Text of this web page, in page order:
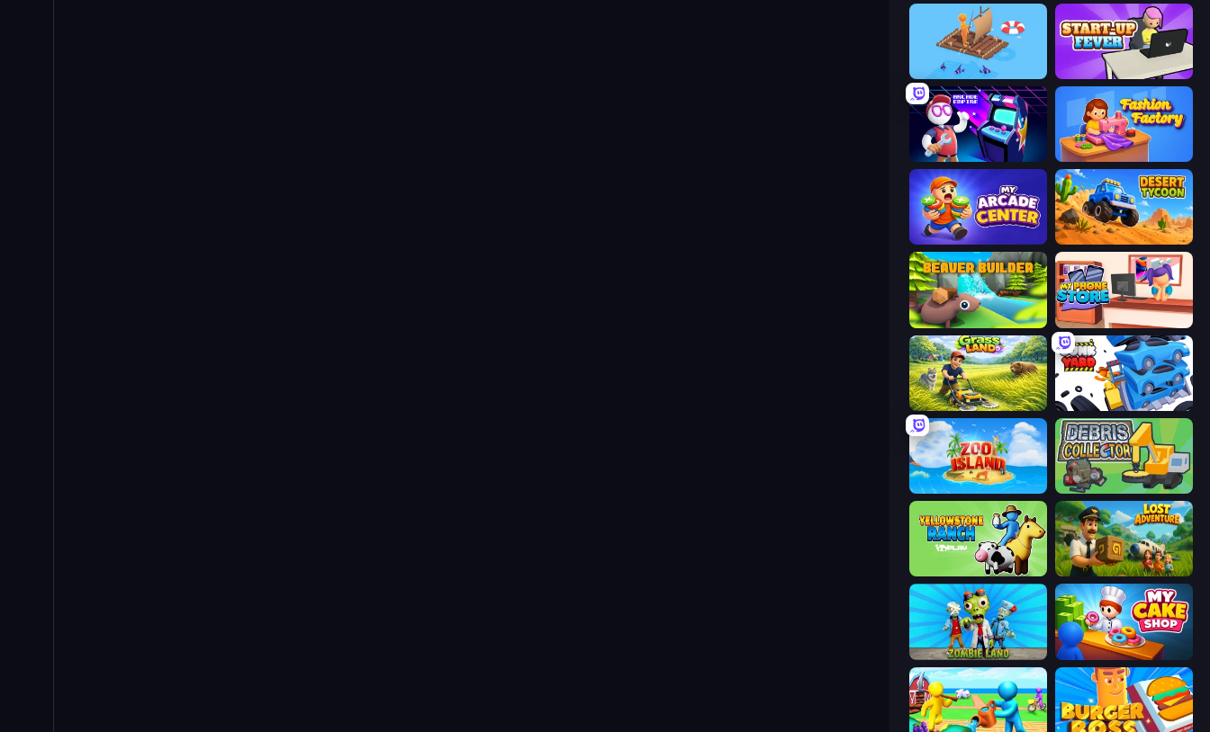
Fishland StartUp Fever
Arcade Empire Fashion Factory
My Arcade Center Desert Tycoon
Beaver Builder My Phone Store
Grass Land Junkyard Sim
Zoo Island Debris Collector
Yellowstone Ranch Lost Adventure
Zombie Land My Cake Shop